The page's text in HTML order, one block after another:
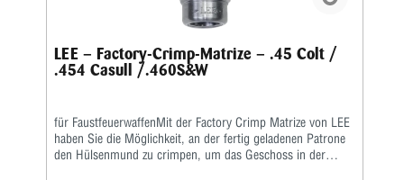
LEE – Factory-Crimp-Matrize – .45 Colt /
.454 Casull /.460S&W
für FaustfeuerwaffenMit der Factory Crimp Matrize von LEE
haben Sie die Möglichkeit, an der fertig geladenen Patrone
den Hülsenmund zu crimpen, um das Geschoss in der